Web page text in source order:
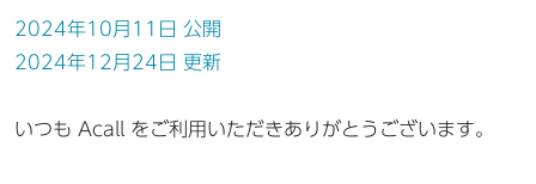
2024年10月11日 公開
2024年12月24日 更新
いつも Acall をご利用いただきありがとうございます。